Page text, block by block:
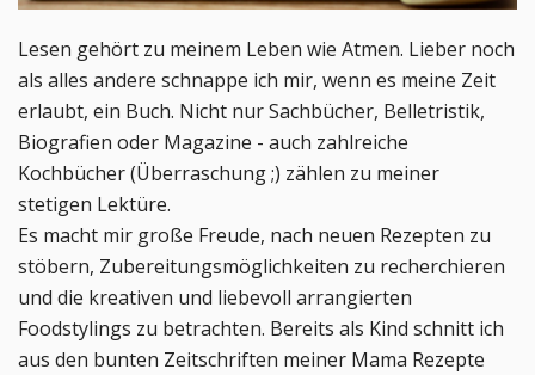
Lesen gehört zu meinem Leben wie Atmen. Lieber noch
als alles andere schnappe ich mir, wenn es meine Zeit
erlaubt, ein Buch. Nicht nur Sachbücher, Belletristik,
Biografien oder Magazine - auch zahlreiche
Kochbücher (Überraschung ;) zählen zu meiner
stetigen Lektüre.
Es macht mir große Freude, nach neuen Rezepten zu
stöbern, Zubereitungsmöglichkeiten zu recherchieren
und die kreativen und liebevoll arrangierten
Foodstylings zu betrachten. Bereits als Kind schnitt ich
aus den bunten Zeitschriften meiner Mama Rezepte